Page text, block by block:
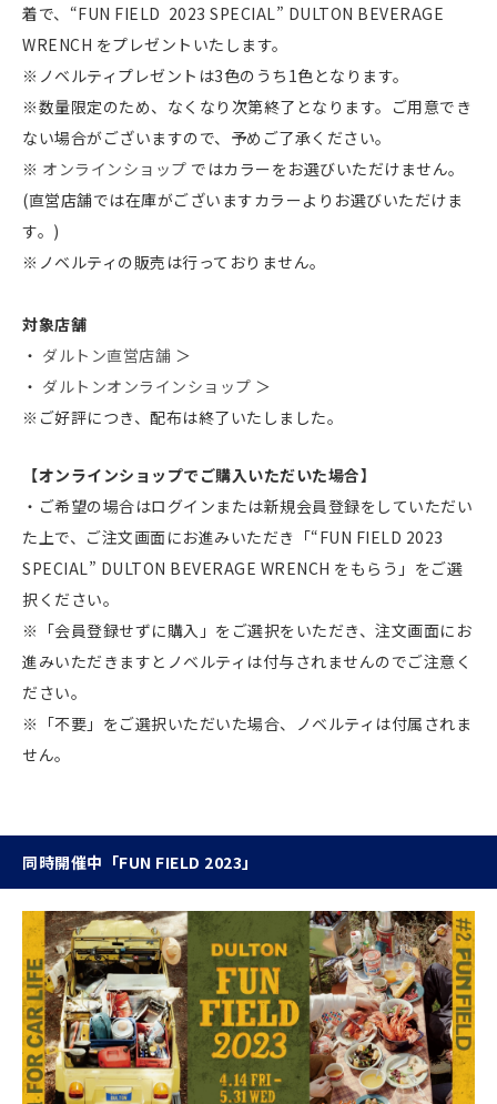
着で、“FUN FIELD 2023 SPECIAL” DULTON BEVERAGE
WRENCH をプレゼントいたします。
※ノベルティプレゼントは3色のうち1色となります。
※数量限定のため、なくなり次第終了となります。ご用意でき
ない場合がございますので、予めご了承ください。
※ オンラインショップ ではカラーをお選びいただけません。
(直営店舗では在庫がございますカラーよりお選びいただけま
す。)
※ノベルティの販売は行っておりません。
対象店舗
・ ダルトン直営店舗 ＞
・ ダルトンオンラインショップ ＞
※ご好評につき、配布は終了いたしました。
【オンラインショップでご購入いただいた場合】
・ご希望の場合はログインまたは新規会員登録をしていただい
た上で、ご注文画面にお進みいただき「“FUN FIELD 2023
SPECIAL” DULTON BEVERAGE WRENCH をもらう」をご選
択ください。
※「会員登録せずに購入」をご選択をいただき、注文画面にお
進みいただきますとノベルティは付与されませんのでご注意く
ださい。
※「不要」をご選択いただいた場合、ノベルティは付属されま
せん。
同時開催中「FUN FIELD 2023」